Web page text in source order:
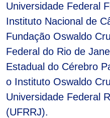
Universidade Federal
Instituto Nacional de
Fundação Oswaldo
Federal do Rio de
Estadual do Cérebro
o Instituto Oswaldo
Universidade Federal
(UFRRJ).